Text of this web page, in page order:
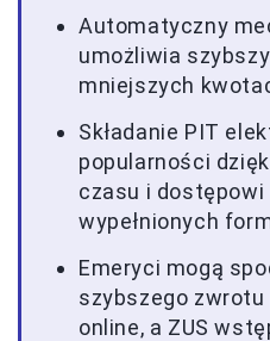
Automatyczny
umożliwia
mniejszych
Składanie PIT
popularności
czasu i
wypełnionych
Emeryci mogą
szybszego zwrotu
online, a ZUS